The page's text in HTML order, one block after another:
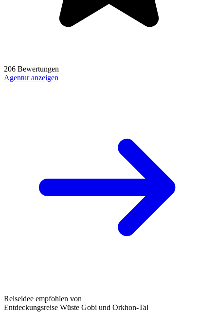
206 Bewertungen
Agentur anzeigen
Reiseidee empfohlen von
Entdeckungsreise Wüste Gobi und Orkhon-Tal